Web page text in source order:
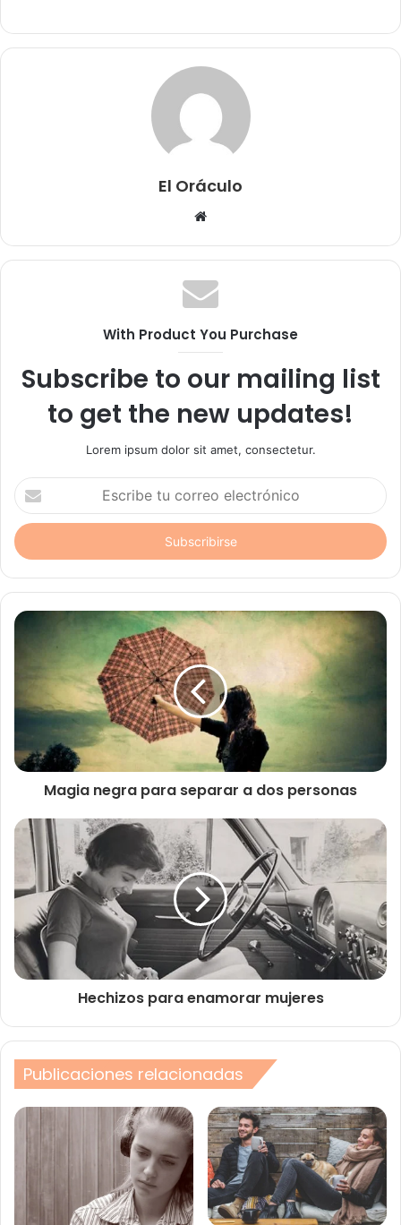
El Oráculo
Sitio
With Product You Purchase
Subscribe to our mailing list
to get the new updates!
Lorem ipsum dolor sit amet, consectetur.
Escribe
tu
correo
electrónico
Magia negra para separar a dos personas
Hechizos para enamorar mujeres
Publicaciones relacionadas